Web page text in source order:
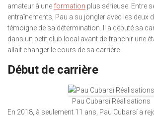
amateur à une formation plus sérieuse. Entre
entraînements, Pau a su jongler avec les deux
témoigne de sa détermination. Il a débuté sa
dans un petit club local avant de franchir une
allait changer le cours de sa carrière.
Début de carrière
Pau Cubarsí Réalisations
En 2018, à seulement 11 ans, Pau Cubarsí a